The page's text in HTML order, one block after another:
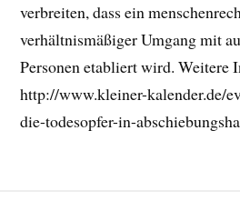
verbreiten, dass ein
verhältnismäßiger Umgang mit
Personen etabliert wird. Weitere
http://www.kleiner-kalender.de/
die-todesopfer-in-